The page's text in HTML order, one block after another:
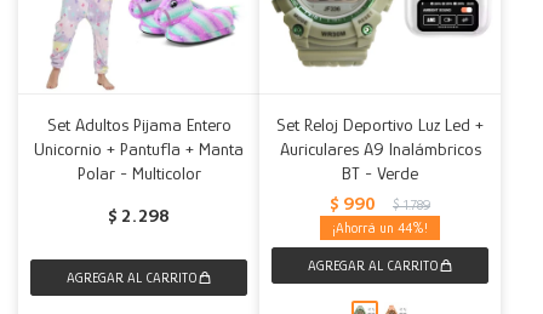
Set Adultos Pijama Entero
Unicornio + Pantufla + Manta
Polar - Multicolor
$ 2.298
Set Reloj Deportivo Luz Led +
Auriculares A9 Inalámbricos
BT - Verde
$ 990 $ 1.789
44